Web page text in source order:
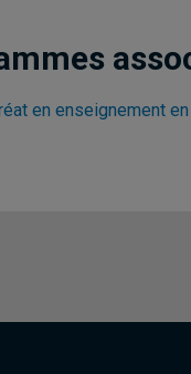
en enseignement